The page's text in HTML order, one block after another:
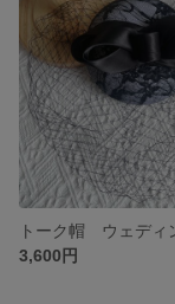
3,600円